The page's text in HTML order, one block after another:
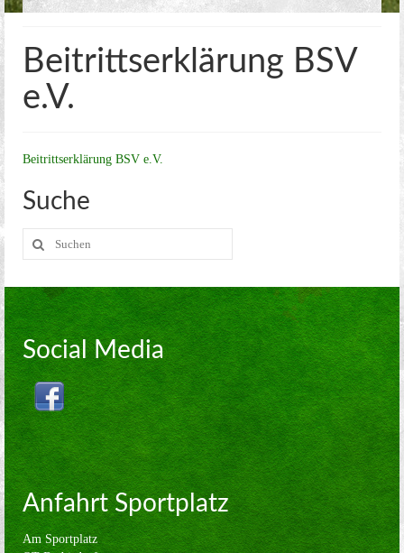
Fußball
Alte Herren
Jugend
Aerobic
Kegeln
Kegel Clubs
Kegel Clubs im Detail
Trainingszeiten und Ansprechpartner
Meisterschaft
Beitrittserklärung BSV
e.V.
Beitrittserklärung BSV e.V.
Suche
Suche
nach:
Social Media
Anfahrt Sportplatz
Am Sportplatz